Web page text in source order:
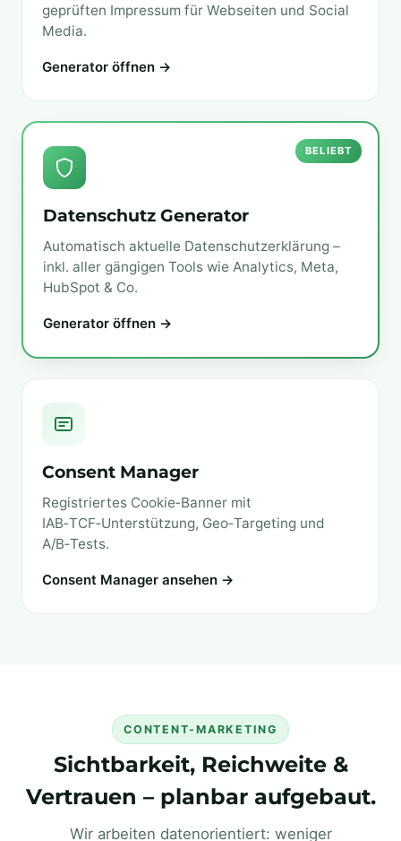
geprüften Impressum für Webseiten und Social
Media.
Generator öffnen →
BELIEBT
Datenschutz Generator
Automatisch aktuelle Datenschutzerklärung –
inkl. aller gängigen Tools wie Analytics, Meta,
HubSpot & Co.
Generator öffnen →
Consent Manager
Registriertes Cookie‑Banner mit
IAB‑TCF‑Unterstützung, Geo‑Targeting und
A/B‑Tests.
Consent Manager ansehen →
CONTENT‑MARKETING
Sichtbarkeit, Reichweite &
Vertrauen – planbar aufgebaut.
Wir arbeiten datenorientiert: weniger